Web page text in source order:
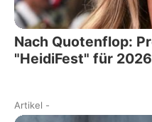
Nach Quotenflop:
"HeidiFest" für
Artikel -